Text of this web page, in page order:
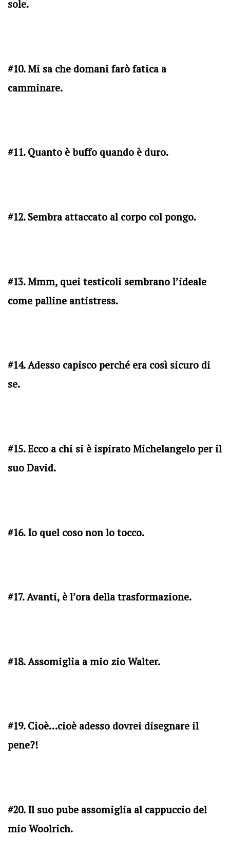
sole.
#10. Mi sa che domani farò fatica a
camminare.
#11. Quanto è buffo quando è duro.
#12. Sembra attaccato al corpo col pongo.
#13. Mmm, quei testicoli sembrano l’ideale
come palline antistress.
#14. Adesso capisco perché era così sicuro di
se.
#15. Ecco a chi si è ispirato Michelangelo per il
suo David.
#16. Io quel coso non lo tocco.
#17. Avanti, è l’ora della trasformazione.
#18. Assomiglia a mio zio Walter.
#19. Cioè…cioè adesso dovrei disegnare il
pene?!
#20. Il suo pube assomiglia al cappuccio del
mio Woolrich.